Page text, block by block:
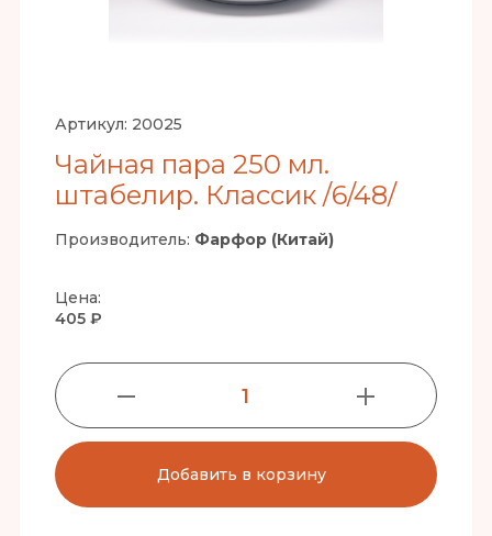
Артикул: 20025
Чайная пара 250 мл.
штабелир. Классик /6/48/
Производитель: Фарфор (Китай)
Цена:
405 ₽
1
Добавить в корзину